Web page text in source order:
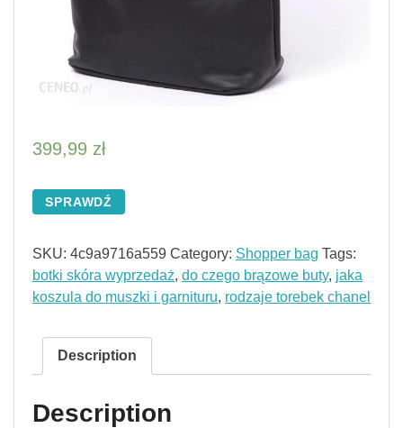
399,99 zł
SPRAWDŹ
SKU: 4c9a9716a559 Category: Shopper bag Tags:
botki skóra wyprzedaż, do czego brązowe buty, jaka
koszula do muszki i garnituru, rodzaje torebek chanel
Description
Description